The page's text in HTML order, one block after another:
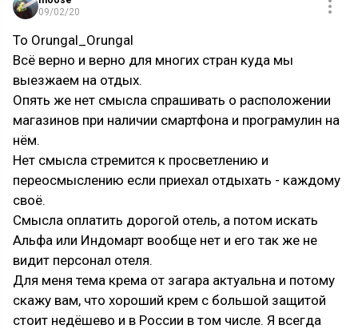
09/02/20
То Orungal_Orungal
Всё верно и верно для многих стран куда мы
выезжаем на отдых.
Опять же нет смысла спрашивать о расположении
магазинов при наличии смартфона и програмулин на
нём.
Нет смысла стремится к просветлению и
переосмыслению если приехал отдыхать - каждому
своё.
Смысла оплатить дорогой отель, а потом искать
Альфа или Индомарт вообще нет и его так же не
видит персонал отеля.
Для меня тема крема от загара актуальна и потому
скажу вам, что хороший крем с большой защитой
стоит недёшево и в России в том числе. Я всегда